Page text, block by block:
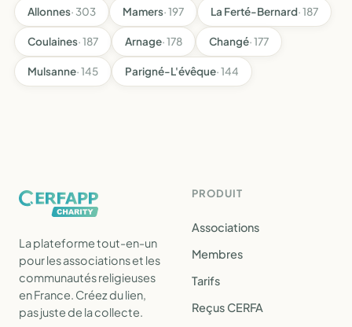
Allonnes· 303 Mamers· 197 La Ferté-Bernard· 187
Coulaines· 187 Arnage· 178 Changé· 177
Mulsanne· 145 Parigné-L'évêque· 144
La plateforme tout-en-un
pour les associations et les
communautés religieuses
en France. Créez du lien,
pas juste de la collecte.
PRODUIT
Associations
Membres
Tarifs
Reçus CERFA